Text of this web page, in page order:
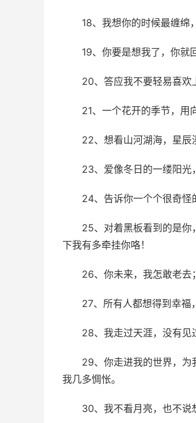
18、我想你的时候最缠绵
19、你要是想我了，你就
20、答应我不要轻易喜欢
21、一个花开的季节，用
22、想看山河湖海，星辰
23、爱像冬日的一缕阳光
24、告诉你一个个很奇怪
25、对着黑板看到的是你
下我有多牵挂你咯！
26、你未来，我怎敢老去
27、所有人都想得到幸福
28、我走过天涯，没有见
29、你走进我的世界，为
我几多惆怅。
30、我不看月亮，也不说